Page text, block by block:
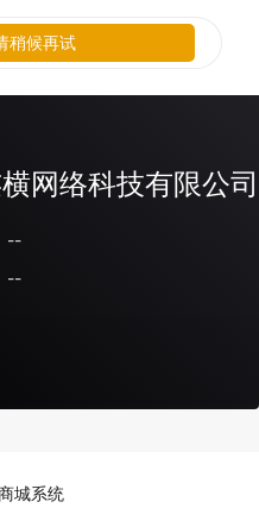
网络科技有限公司
--
--
城系统
稍候再试